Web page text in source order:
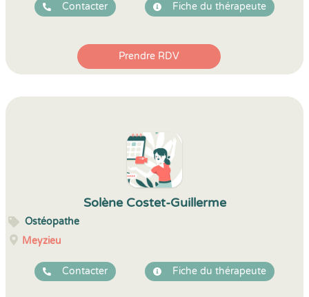
Contacter Fiche du thérapeute
Prendre RDV
Solène Costet-Guillerme
Ostéopathe
Meyzieu
Contacter Fiche du thérapeute